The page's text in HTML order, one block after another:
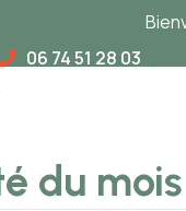
06 74 51 28 03
du mois